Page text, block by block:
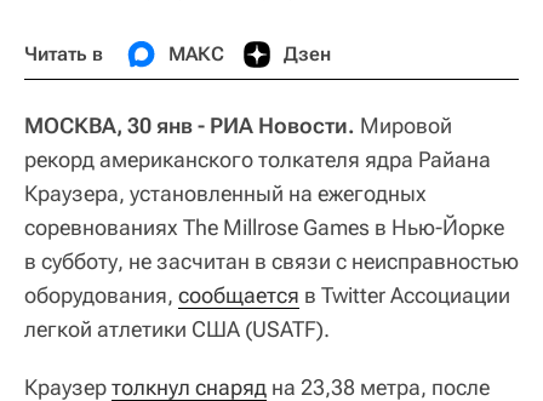
Читать в МАКС Дзен
МОСКВА, 30 янв - РИА Новости. Мировой
рекорд американского толкателя ядра Райана
Краузера, установленный на ежегодных
соревнованиях The Millrose Games в Нью-Йорке
в субботу, не засчитан в связи с неисправностью
оборудования, сообщается в Twitter Ассоциации
легкой атлетики США (USATF).
Краузертолкнул снаряд на 23,38 метра, после